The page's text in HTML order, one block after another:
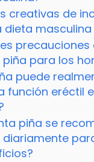
creativas de
dieta masculina
precauciones
para los
puede
función eréctil
piña se
diariamente